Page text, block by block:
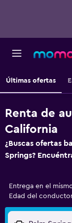
Últimas ofertas
Renta de
California
¿Buscas ofertas
Springs?
Entrega en el
Edad del